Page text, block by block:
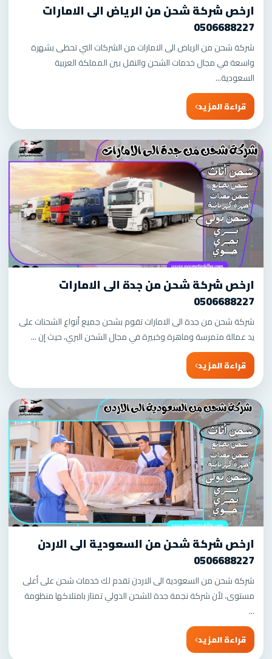
ارخص شركة شحن من الرياض الى الامارات
0506688227
شركة شحن من الرياض الى الامارات من الشركات التي تحظى بشهرة
واسعة في مجال خدمات الشحن والنقل بين المملكة العربية
السعودية...
قراءة المزيد
ارخص شركة شحن من جدة الى الامارات
0506688227
شركة شحن من جدة الى الامارات تقوم بشحن جميع أنواع الشحنات على
يد عمالة متمرسة وماهرة وخبيرة في مجال الشحن البري، حيث إن ...
قراءة المزيد
ارخص شركة شحن من السعودية الى الاردن
0506688227
شركة شحن من السعودية الى الاردن تقدم لك خدمات شحن على أعلى
مستوى، لأن شركة نجمة جدة للشحن الدولي تمتاز بامتلاكها منظومة
...
قراءة المزيد